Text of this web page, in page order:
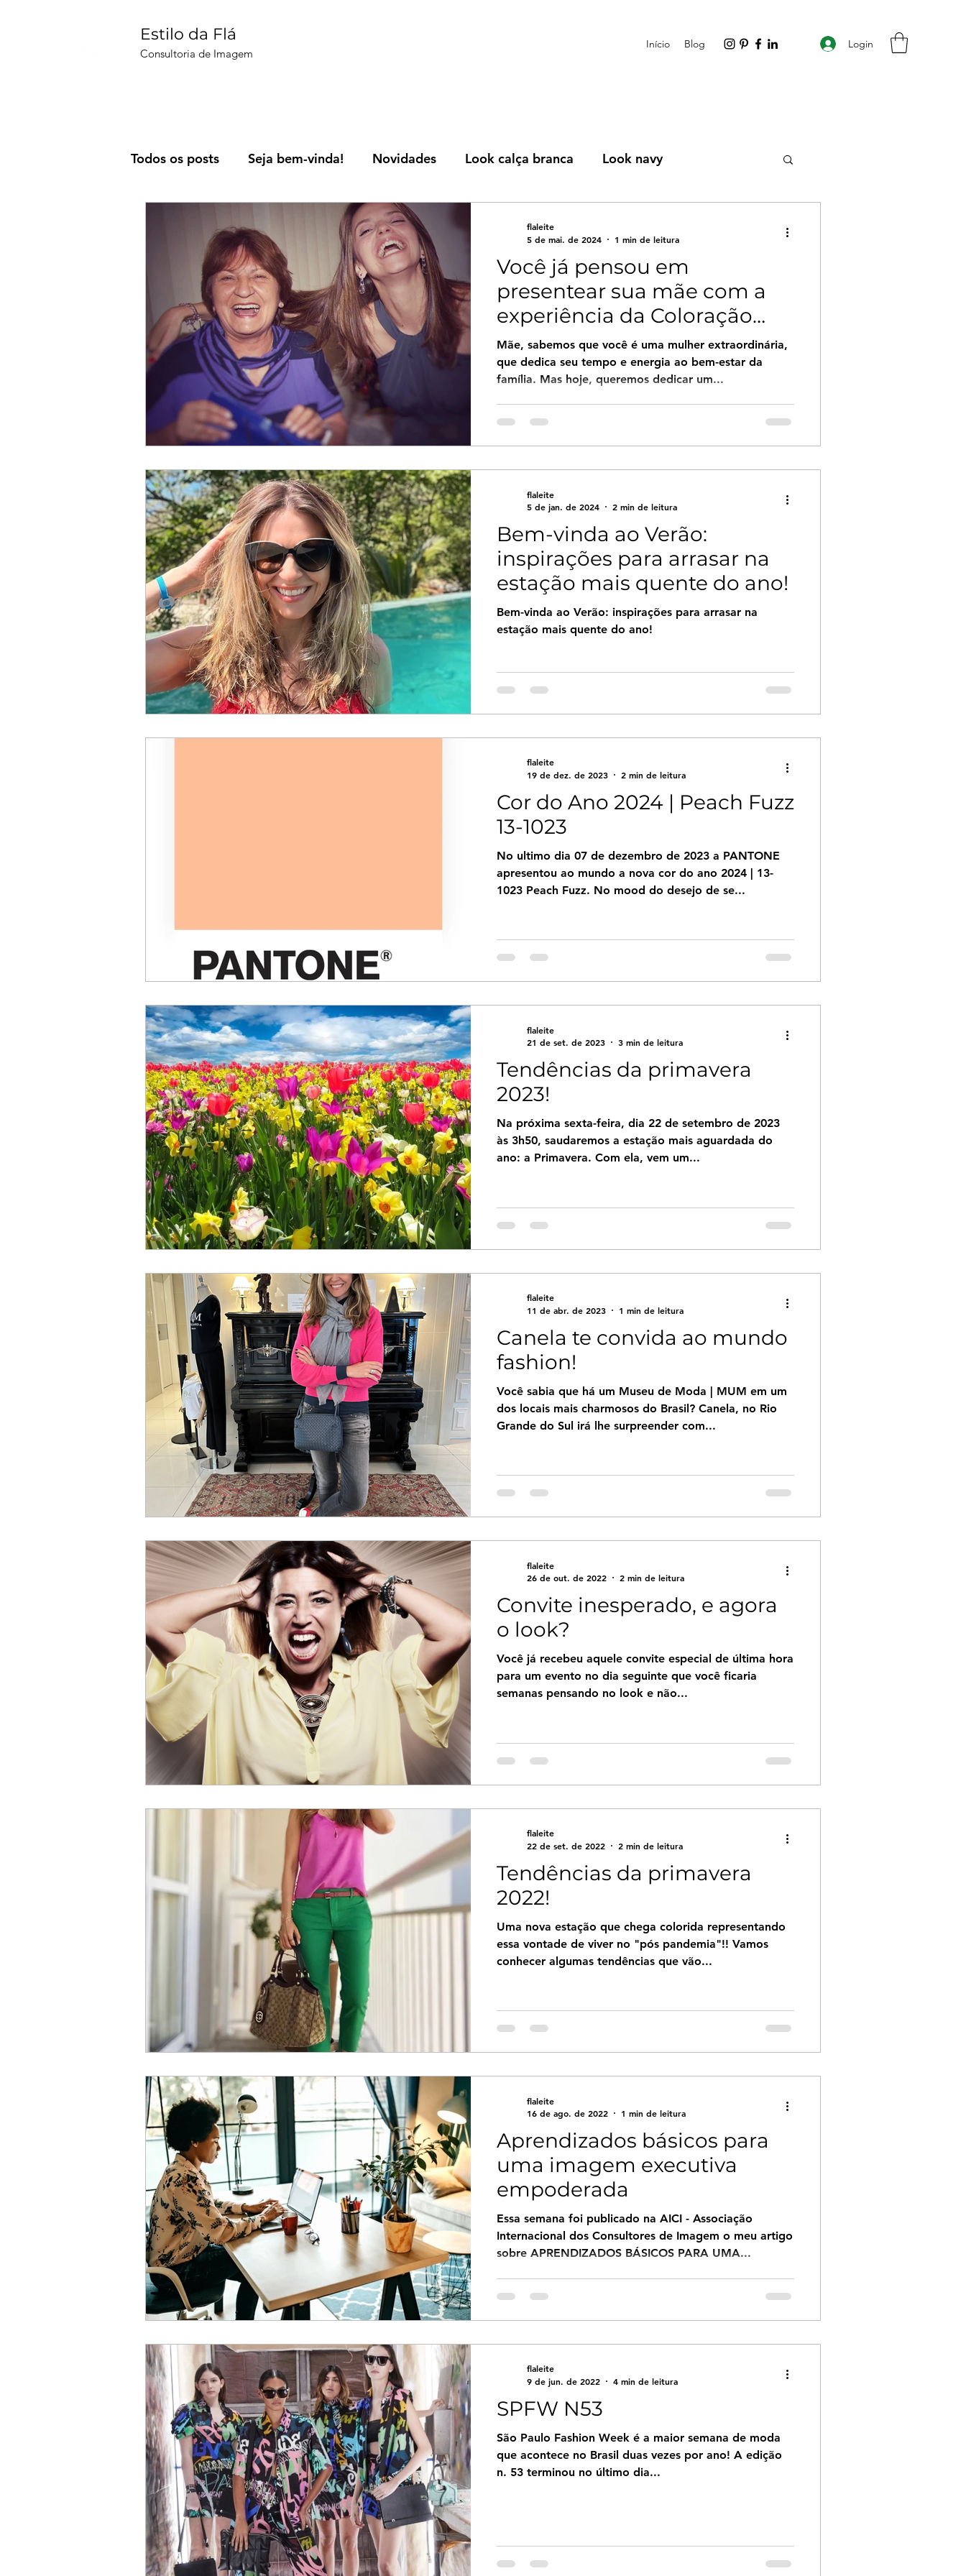
Estilo da Flá
Consultoria de Imagem
Início Blog Login
Todos os posts Seja bem-vinda! Novidades Look calça branca Look navy
AICI Tendências nova estação
Corpo&Mente Mundo Fashion
Você já pensou em
presentear sua mãe com a
experiência da Coloração
Pessoal?
Mãe, sabemos que você é uma mulher extraordinária,
que dedica seu tempo e energia ao bem-estar da
família. Mas hoje, queremos dedicar um...
flaleite
5 de mai. de 2024
1 min de leitura
Bem-vinda ao Verão:
inspirações para arrasar na
estação mais quente do ano!
Bem-vinda ao Verão: inspirações para arrasar na
estação mais quente do ano!
flaleite
5 de jan. de 2024
2 min de leitura
Cor do Ano 2024 | Peach Fuzz
13-1023
No ultimo dia 07 de dezembro de 2023 a PANTONE
apresentou ao mundo a nova cor do ano 2024 | 13-
1023 Peach Fuzz. No mood do desejo de se...
flaleite
19 de dez. de 2023
2 min de leitura
Tendências da primavera
2023!
Na próxima sexta-feira, dia 22 de setembro de 2023
às 3h50, saudaremos a estação mais aguardada do
ano: a Primavera. Com ela, vem um...
flaleite
21 de set. de 2023
3 min de leitura
Canela te convida ao mundo
fashion!
Você sabia que há um Museu de Moda | MUM em um
dos locais mais charmosos do Brasil? Canela, no Rio
Grande do Sul irá lhe surpreender com...
flaleite
11 de abr. de 2023
1 min de leitura
Convite inesperado, e agora
o look?
Você já recebeu aquele convite especial de última hora
para um evento no dia seguinte que você ficaria
semanas pensando no look e não...
flaleite
26 de out. de 2022
2 min de leitura
Tendências da primavera
2022!
Uma nova estação que chega colorida representando
essa vontade de viver no "pós pandemia"!! Vamos
conhecer algumas tendências que vão...
flaleite
22 de set. de 2022
2 min de leitura
Aprendizados básicos para
uma imagem executiva
empoderada
Essa semana foi publicado na AICI - Associação
Internacional dos Consultores de Imagem o meu artigo
sobre APRENDIZADOS BÁSICOS PARA UMA...
flaleite
16 de ago. de 2022
1 min de leitura
SPFW N53
São Paulo Fashion Week é a maior semana de moda
que acontece no Brasil duas vezes por ano! A edição
n. 53 terminou no último dia...
flaleite
9 de jun. de 2022
4 min de leitura